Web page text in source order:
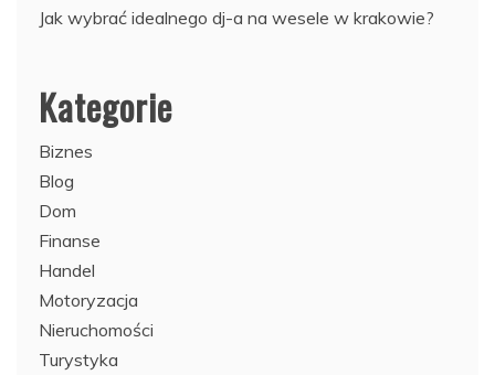
Jak wybrać idealnego dj-a na wesele w krakowie?
Kategorie
Biznes
Blog
Dom
Finanse
Handel
Motoryzacja
Nieruchomości
Turystyka